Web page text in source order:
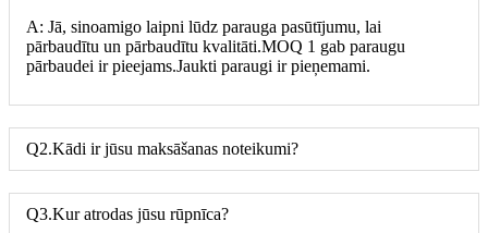
A: Jā, sinoamigo laipni lūdz parauga pasūtījumu, lai
pārbaudītu un pārbaudītu kvalitāti.MOQ 1 gab paraugu
pārbaudei ir pieejams.Jaukti paraugi ir pieņemami.
Q2.Kādi ir jūsu maksāšanas noteikumi?
Q3.Kur atrodas jūsu rūpnīca?